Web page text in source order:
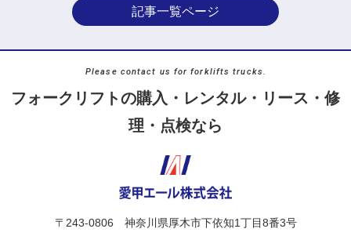
記事一覧ページ
Please contact us for forklifts trucks.
フォークリフトの購入・レンタル・リース・修
理・点検なら
〒243-0806 神奈川県厚木市下依知1丁目8番3号